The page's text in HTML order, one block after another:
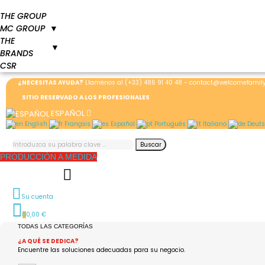
THE GROUP
MC GROUP ▼
THE
BRANDS
▼
CSR
¿NECESITAS AYUDA? Llaménos al (+33) 486 91 40 48 -
SITIO RESERVADO A LOS PROFESIONALES
ESPAÑOL
English Français Español Português Italiano
Buscar
PRODUCCIÓN A MEDIDA
Su cuenta
00,00 €
TODAS LAS CATEGORÍAS
¿A QUÉ SE DEDICA?
Encuentre las soluciones adecuadas para su negocio.